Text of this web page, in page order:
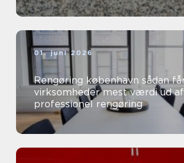
01. juni 2026
Rengøring københavn sådan får
virksomheder mest værdi ud af
professionel rengøring